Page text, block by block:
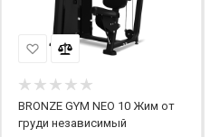
BRONZE GYM NEO 10 Жим от
груди независимый